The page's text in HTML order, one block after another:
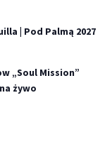
| Pod Palmą 2027
„Soul Mission”
żywo